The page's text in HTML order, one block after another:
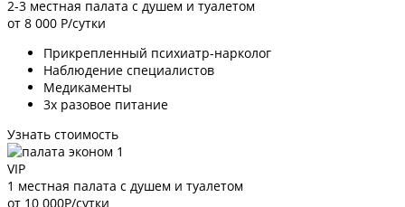
2-3 местная палата с душем и туалетом
от 8 000 Р/сутки
Прикрепленный психиатр-нарколог
Наблюдение специалистов
Медикаменты
3х разовое питание
Узнать стоимость
VIP
1 местная палата с душем и туалетом
от 10 000Р/сутки